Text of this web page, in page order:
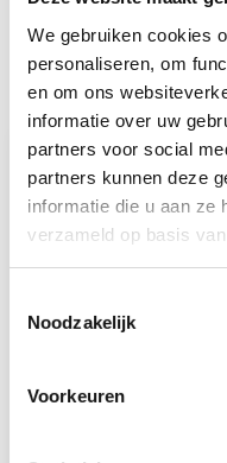
We gebruiken cookies
personaliseren, om
en om ons
informatie over uw
partners voor social
partners kunnen deze
informatie die u aan ze
verzameld op basis
Noodzakelijk
Voorkeuren
Heeft u ruimte voor
u uw reis naar
volgende
Kirgizië: Sary